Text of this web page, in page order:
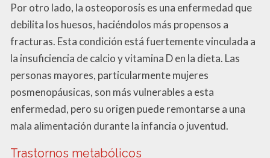
Por otro lado, la osteoporosis es una enfermedad que
debilita los huesos, haciéndolos más propensos a
fracturas. Esta condición está fuertemente vinculada a
la insuficiencia de calcio y vitamina D en la dieta. Las
personas mayores, particularmente mujeres
posmenopáusicas, son más vulnerables a esta
enfermedad, pero su origen puede remontarse a una
mala alimentación durante la infancia o juventud.
Trastornos metabólicos